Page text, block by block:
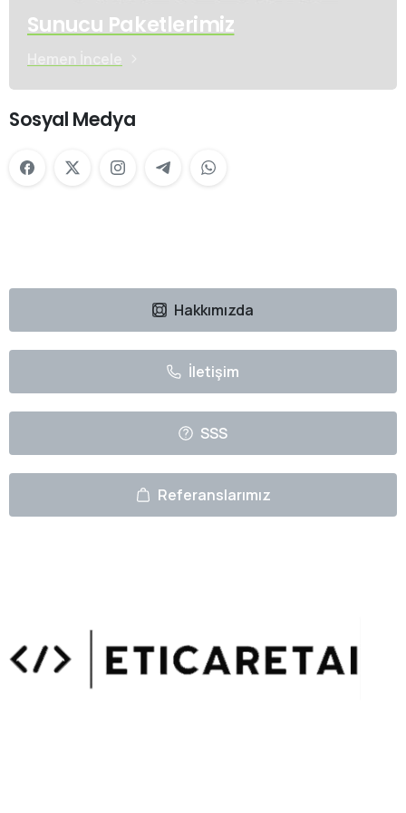
Sunucu Paketlerimiz
Sosyal Medya
Hakkımızda
İletişim
SSS
Referanslarımız